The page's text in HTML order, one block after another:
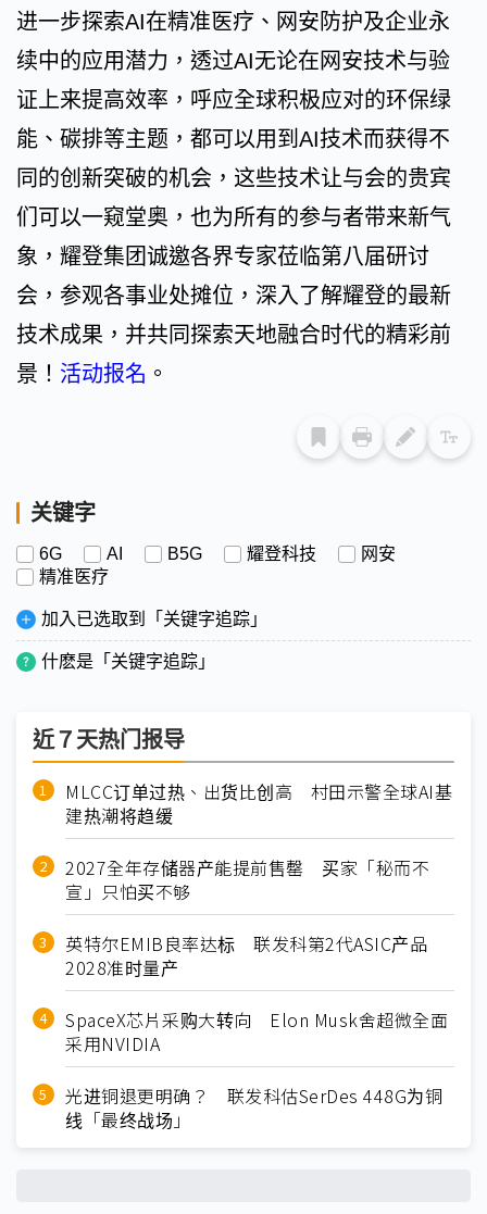
进一步探索AI在精准医疗、网安防护及企业永
续中的应用潜力，透过AI无论在网安技术与验
证上来提高效率，呼应全球积极应对的环保绿
能、碳排等主题，都可以用到AI技术而获得不
同的创新突破的机会，这些技术让与会的贵宾
们可以一窥堂奥，也为所有的参与者带来新气
象，耀登集团诚邀各界专家莅临第八届研讨
会，参观各事业处摊位，深入了解耀登的最新
技术成果，并共同探索天地融合时代的精彩前
景！ 活动报名 。
关键字
6G AI B5G 耀登科技
网安
精准医疗
加入已选取到「关键字追踪」
什麽是「关键字追踪」
近７天热门报导
MLCC订单过热、出货比创高 村田示警全球AI基
建热潮将趋缓
2027全年存储器产能提前售罄 买家「秘而不
宣」只怕买不够
英特尔EMIB良率达标 联发科第2代ASIC产品
2028准时量产
SpaceX芯片采购大转向 Elon Musk舍超微全面
采用NVIDIA
光进铜退更明确？ 联发科估SerDes 448G为铜
线「最终战场」